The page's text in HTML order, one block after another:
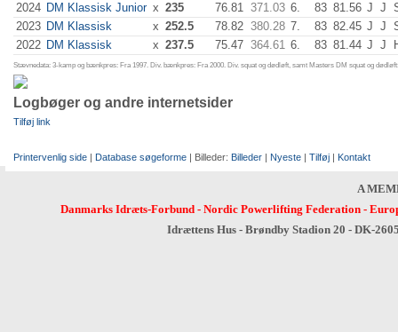
2024 DM Klassisk Junior x 235 76.81 371.03 6. 83 81.56 J J
2023 DM Klassisk x 252.5 78.82 380.28 7. 83 82.45 J J
2022 DM Klassisk x 237.5 75.47 364.61 6. 83 81.44 J J
Stævnedata: 3-kamp og bænkpres: Fra 1997. Div. bænkpres: Fra 2000. Div. squat og dødløft, samt Masters DM squat og
Logbøger og andre internetsider
Tilføj link
Printervenlig side | Database søgeforme | Billeder: Billeder | Nyeste | Tilføj | Kontakt
A
Danmarks Idræts-Forbund- Nordic Powerlifting Federation-
Idrættens Hus - Brøndby Stadion 20 - DK-